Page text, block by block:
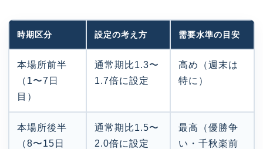
時期区分 設定の考え方 需要水準の目安
本場所前半
（1〜7日
目）
通常期比1.3〜
1.7倍に設定
高め（週末は
特に）
本場所後半
（8〜15日
通常期比1.5〜
2.0倍に設定
最高（優勝争
い・千秋楽前